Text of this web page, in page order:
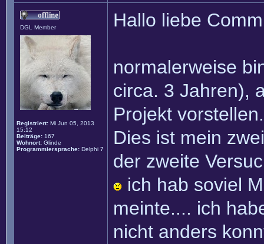
DGL Member
Registriert: Mi Jun 05, 2013
15:12
Beiträge: 167
Wohnort: Glinde
Programmiersprache: Delphi 7
Hallo liebe
normalerweise
circa. 3 Jahren),
Projekt vorstellen.
Dies ist mein
der zweite
ich hab soviel
meinte.... ich
nicht anders